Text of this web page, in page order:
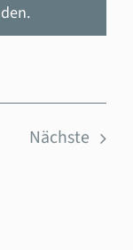
Nächste